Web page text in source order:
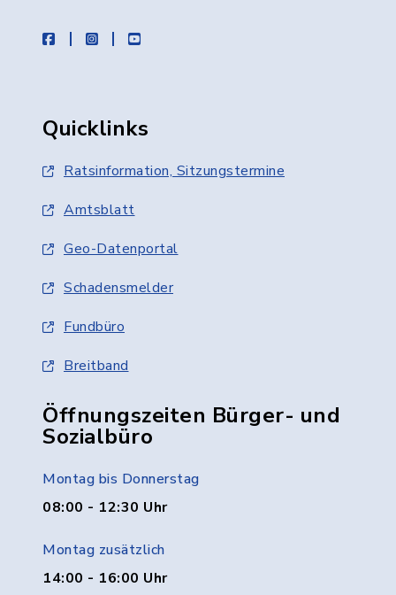
facebookinstagramyoutube
Quicklinks
Ratsinformation, Sitzungstermine
Amtsblatt
Geo-Datenportal
Schadensmelder
Fundbüro
Breitband
Öffnungszeiten Bürger- und
Sozialbüro
Montag bis Donnerstag
08:00 - 12:30 Uhr
Montag zusätzlich
14:00 - 16:00 Uhr